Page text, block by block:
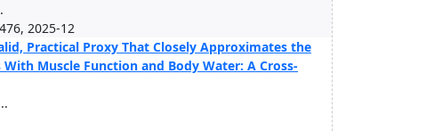
2025-12
Practical Proxy That Closely Approximates the
Muscle Function and Body Water: A Cross-